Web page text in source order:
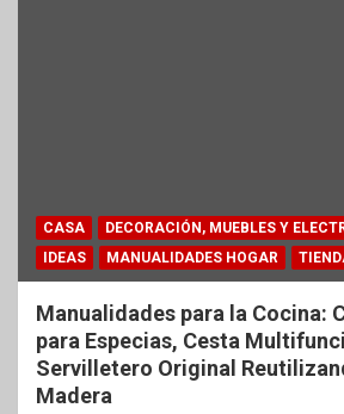
CASA
DECORACIÓN, MUEBLES Y
IDEAS
MANUALIDADES HOGAR
Manualidades para la Cocina:
para Especias, Cesta
Servilletero Original
Madera